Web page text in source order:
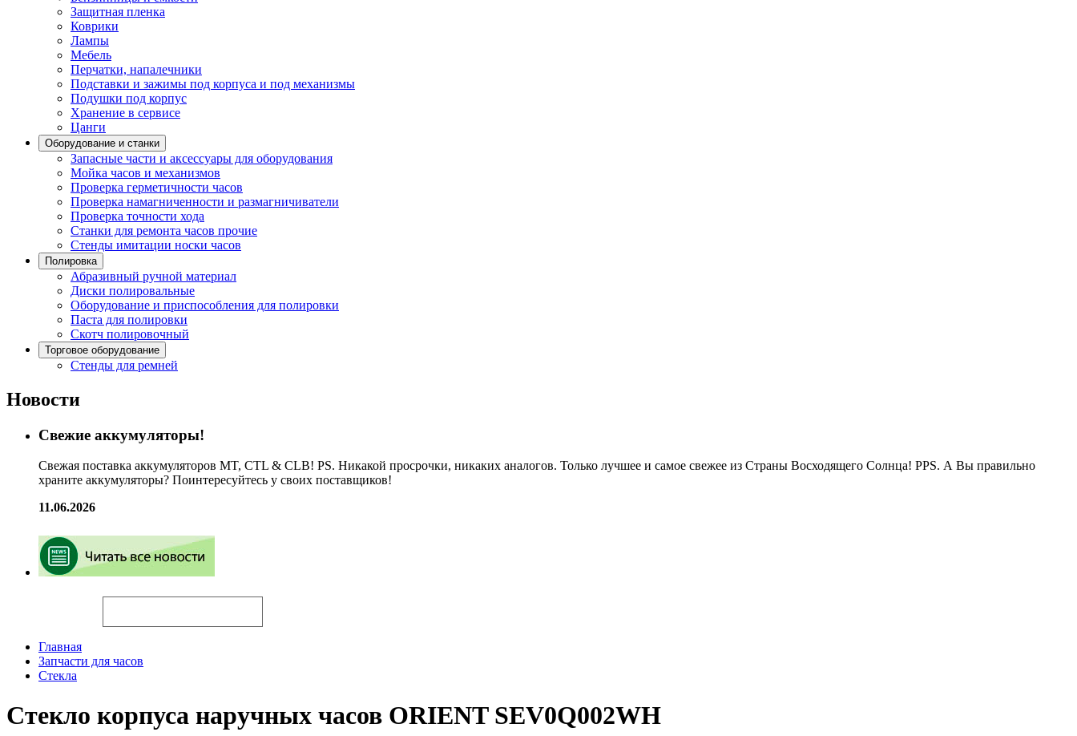
Защитная пленка
Коврики
Лампы
Мебель
Перчатки, напалечники
Подставки и зажимы под корпуса и под механизмы
Подушки под корпус
Хранение в сервисе
Цанги
Оборудование и станки
Запасные части и аксессуары для оборудования
Мойка часов и механизмов
Проверка герметичности часов
Проверка намагниченности и размагничиватели
Проверка точности хода
Станки для ремонта часов прочие
Стенды имитации носки часов
Полировка
Абразивный ручной материал
Диски полировальные
Оборудование и приспособления для полировки
Паста для полировки
Скотч полировочный
Торговое оборудование
Стенды для ремней
Новости
Свежие аккумуляторы!
Свежая поставка аккумуляторов MT, CTL & CLB! PS. Никакой просрочки, никаких аналогов. Только лучшее и самое свежее из Страны Восходящего Солнца! PPS. А Вы правильно
храните аккумуляторы? Поинтересуйтесь у своих поставщиков!
11.06.2026
Главная
Запчасти для часов
Стекла
Стекло корпуса наручных часов ORIENT SEV0Q002WH